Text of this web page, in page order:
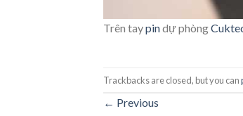
Trên taypindự phòng
Trackbacks are closed, but you can
← Previous